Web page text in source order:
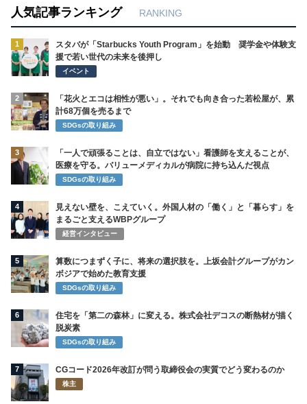
人気記事ランキング RANKING
1
スタバが「Starbucks Youth Program」を始動 奨学金や体験支
援で若い世代の未来を後押し
イベント
2
「花火とエコは相性が悪い」。それでも向き合った若松屋が、累
計68万個を売るまで
SDGsの取り組み
3
「一人で頑張ることは、自立ではない」看護師を支えることが、
医療を守る。バリューメディカルが病院に持ち込んだ視点
SDGsの取り組み
4
見えない壁を、こえていく。外国人材の「働く」と「暮らす」を
まるごと支えるWBPグループ
経営インタビュー
5
算数につまずく子に、将来の選択肢を。上坂会計グループがカン
ボジアで始めた教育支援
SDGsの取り組み
6
住宅を「第二の森林」に変える。株式会社デコスの断熱材が描く
脱炭素
SDGsの取り組み
7 CGコード2026年改訂が問う取締役会の実質でどう変わるのか
株主